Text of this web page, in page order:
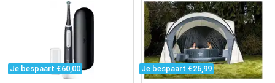
Je bespaart €60,00 Je bespaart €26,99